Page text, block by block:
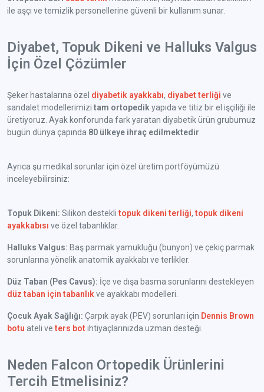
ile aşçı ve temizlik personellerine güvenli bir kullanım sunar.
Diyabet, Topuk Dikeni ve Halluks Valgus
İçin Özel Çözümler
Şeker hastalarına özel diyabetik ayakkabı, diyabet terliği ve
sandalet modellerimizi tam ortopedik yapıda ve titiz bir el işçiliği ile
üretiyoruz. Ayak konforunda fark yaratan diyabetik ürün grubumuz
bugün dünya çapında 80 ülkeye ihraç edilmektedir
Ayrıca şu medikal sorunlar için özel üretim portföyümüzü
inceleyebilirsiniz:
Topuk Dikeni: Silikon desteklitopuk dikeni terliği,topuk dikeni
ayakkabısı ve özel tabanlıklar.
Halluks Valgus: Baş parmak yamukluğu (bunyon) ve çekiç parmak
sorunlarına yönelik anatomik ayakkabı ve terlikler.
Düz Taban (Pes Cavus): İçe ve dışa basma sorunlarını destekleyen
düz taban için tabanlık ve ayakkabı modelleri.
Çocuk Ayak Sağlığı: Çarpık ayak (PEV) sorunları için Dennis Brown
botu ateli veters bot ihtiyaçlarınızda uzman desteği.
Neden Falcon Ortopedik Ürünlerini
Tercih Etmelisiniz?